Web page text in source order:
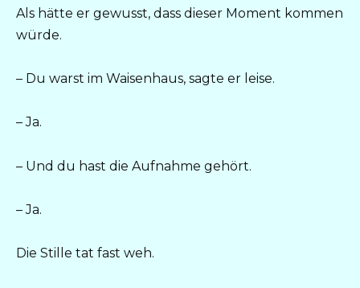
Als hätte er gewusst, dass dieser Moment kommen
würde.
– Du warst im Waisenhaus, sagte er leise.
– Ja.
– Und du hast die Aufnahme gehört.
– Ja.
Die Stille tat fast weh.